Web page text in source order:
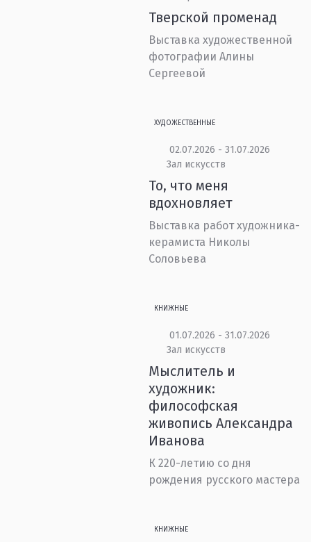
Тверской променад
Выставка художественной
фотографии Алины
Сергеевой
ХУДОЖЕСТВЕННЫЕ
02.07.2026 - 31.07.2026
Зал искусств
То, что меня
вдохновляет
Выставка работ художника-
керамиста Николы
Соловьева
КНИЖНЫЕ
01.07.2026 - 31.07.2026
Зал искусств
Мыслитель и
художник:
философская
живопись Александра
Иванова
К 220-летию со дня
рождения русского мастера
КНИЖНЫЕ